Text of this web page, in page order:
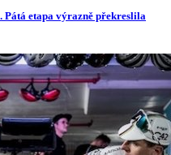
etapa výrazně překreslila